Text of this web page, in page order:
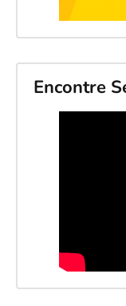
Encontre